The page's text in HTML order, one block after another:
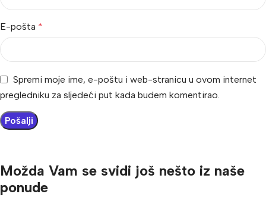
E-pošta *
Spremi moje ime, e-poštu i web-stranicu u ovom internet
pregledniku za sljedeći put kada budem komentirao.
Možda Vam se svidi još nešto iz naše
ponude